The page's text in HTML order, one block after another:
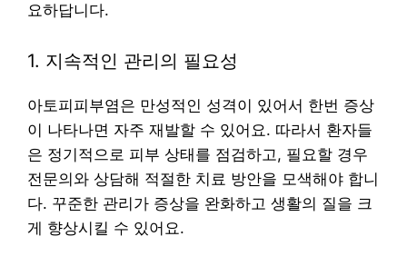
요하답니다.
1. 지속적인 관리의 필요성
아토피피부염은 만성적인 성격이 있어서 한번 증상
이 나타나면 자주 재발할 수 있어요. 따라서 환자들
은 정기적으로 피부 상태를 점검하고, 필요할 경우
전문의와 상담해 적절한 치료 방안을 모색해야 합니
다. 꾸준한 관리가 증상을 완화하고 생활의 질을 크
게 향상시킬 수 있어요.